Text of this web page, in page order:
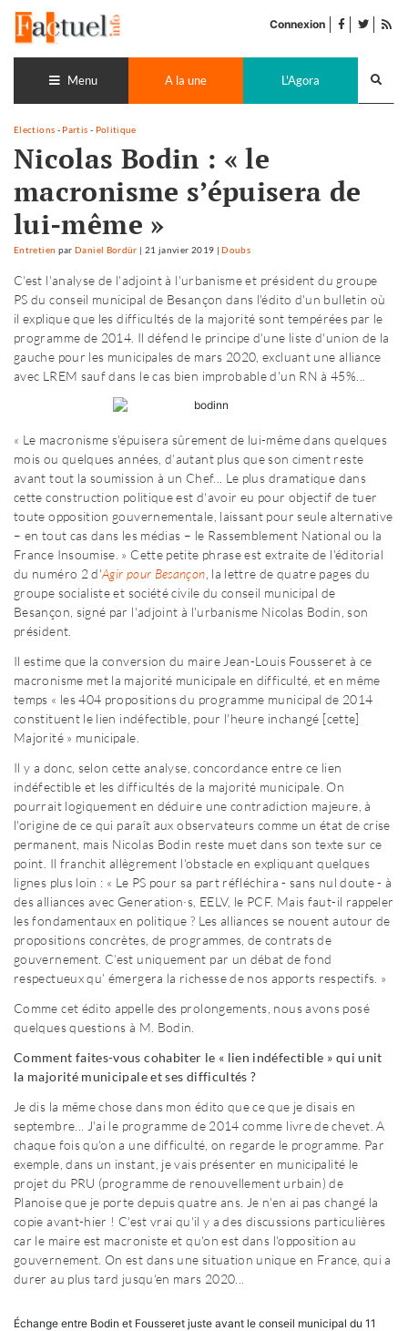
contenu
Connexion facebook
twitter
Menu A la une L'Agora
Elections - Partis - Politique
Nicolas Bodin : « le
macronisme s’épuisera de
lui-même »
Entretien parDaniel Bordür | 21 janvier 2019 |Doubs
C'est l'analyse de l'adjoint à l'urbanisme et président du groupe
PS du conseil municipal de Besançon dans l'édito d'un bulletin où
il explique que les difficultés de la majorité sont tempérées par le
programme de 2014. Il défend le principe d'une liste d'union de la
gauche pour les municipales de mars 2020, excluant une alliance
avec LREM sauf dans le cas bien improbable d'un RN à 45%...
« Le macronisme s'épuisera sûrement de lui-même dans quelques
mois ou quelques années, d’autant plus que son ciment reste
avant tout la soumission à un Chef... Le plus dramatique dans
cette construction politique est d'avoir eu pour objectif de tuer
toute opposition gouvernementale, laissant pour seule alternative
– en tout cas dans les médias – le Rassemblement National ou la
France Insoumise. » Cette petite phrase est extraite de l'éditorial
du numéro 2 d'Agir pour Besançon , la lettre de quatre pages du
groupe socialiste et société civile du conseil municipal de
Besançon, signé par l'adjoint à l'urbanisme Nicolas Bodin, son
président.
Il estime que la conversion du maire Jean-Louis Fousseret à ce
macronisme met la majorité municipale en difficulté, et en même
temps « les 404 propositions du programme municipal de 2014
constituent le lien indéfectible, pour l'heure inchangé [cette]
Majorité » municipale.
Il y a donc, selon cette analyse, concordance entre ce lien
indéfectible et les difficultés de la majorité municipale. On
pourrait logiquement en déduire une contradiction majeure, à
l'origine de ce qui paraît aux observateurs comme un état de crise
permanent, mais Nicolas Bodin reste muet dans son texte sur ce
point. Il franchit allègrement l'obstacle en expliquant quelques
lignes plus loin : « Le PS pour sa part réfléchira - sans nul doute - à
des alliances avec Generation·s, EELV, le PCF. Mais faut-il rappeler
les fondamentaux en politique ? Les alliances se nouent autour de
propositions concrètes, de programmes, de contrats de
gouvernement. C’est uniquement par un débat de fond
respectueux qu’ émergera la richesse de nos apports respectifs. »
Comme cet édito appelle des prolongements, nous avons posé
quelques questions à M. Bodin.
Comment faites-vous cohabiter le « lien indéfectible » qui unit
la majorité municipale et ses difficultés ?
Je dis la même chose dans mon édito que ce que je disais en
septembre... J'ai le programme de 2014 comme livre de chevet. A
chaque fois qu'on a une difficulté, on regarde le programme. Par
exemple, dans un instant, je vais présenter en municipalité le
projet du PRU (programme de renouvellement urbain) de
Planoise que je porte depuis quatre ans. Je n'en ai pas changé la
copie avant-hier ! C'est vrai qu'il y a des discussions particulières
car le maire est macroniste et qu'on est dans l'opposition au
gouvernement. On est dans une situation unique en France, qui a
durer au plus tard jusqu'en mars 2020...
Échange entre Bodin et Fousseret juste avant le conseil municipal du 11